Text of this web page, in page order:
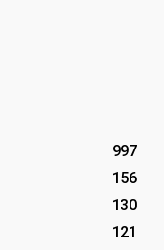
997
156
130
121